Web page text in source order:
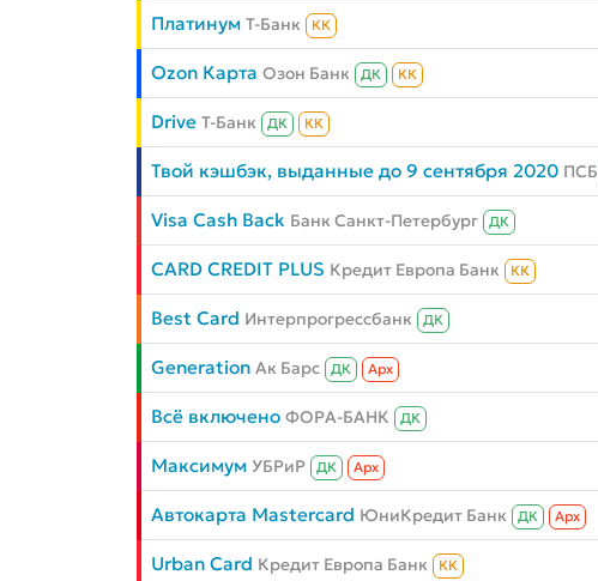
Платинум Т-Банк КК
Ozon Карта Озон Банк ДК КК
Drive Т-Банк ДК КК
Твой кэшбэк, выданные до 9 сентября 2020 ПСБ
Visa Cash Back Банк Санкт-Петербург ДК
CARD CREDIT PLUS Кредит Европа Банк КК
Best Card Интерпрогрессбанк ДК
Generation Ак Барс ДК Aрх
Всё включено ФОРА-БАНК ДК
Максимум УБРиР ДК Aрх
Автокарта Mastercard ЮниКредит Банк ДК Aрх
Urban Card Кредит Европа Банк КК